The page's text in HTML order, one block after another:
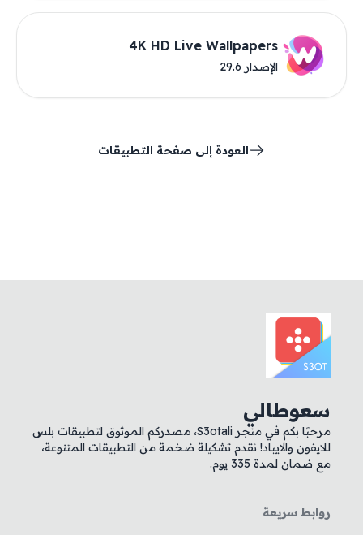
4K HD Live Wallpapers
الإصدار 29.6
العودة إلى صفحة التطبيقات
سعوطالي
مرحبًا بكم في متجر S3otali، مصدركم الموثوق لتطبيقات بلس
للايفون والايباد! نقدم تشكيلة ضخمة من التطبيقات المتنوعة،
مع ضمان لمدة 335 يوم.
روابط سريعة